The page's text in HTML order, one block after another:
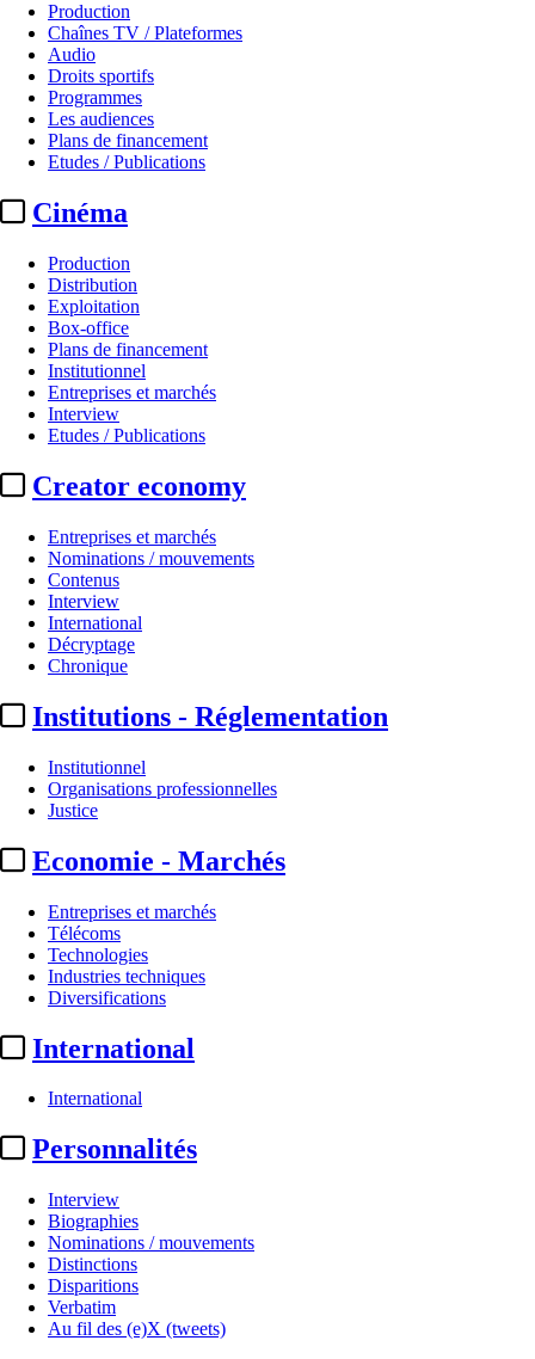
Production
Chaînes TV / Plateformes
Audio
Droits sportifs
Programmes
Les audiences
Plans de financement
Etudes / Publications
Cinéma
Production
Distribution
Exploitation
Box-office
Plans de financement
Institutionnel
Entreprises et marchés
Interview
Etudes / Publications
Creator economy
Entreprises et marchés
Nominations / mouvements
Contenus
Interview
International
Décryptage
Chronique
Institutions - Réglementation
Institutionnel
Organisations professionnelles
Justice
Economie - Marchés
Entreprises et marchés
Télécoms
Technologies
Industries techniques
Diversifications
International
International
Personnalités
Interview
Biographies
Nominations / mouvements
Distinctions
Disparitions
Verbatim
Au fil des (e)X (tweets)
Production
Concours « Mon film dans un
camion » :
lauréat de ...
Par
AS
Actualité n° 350571|Publié le 02 juil. 2026 17:29